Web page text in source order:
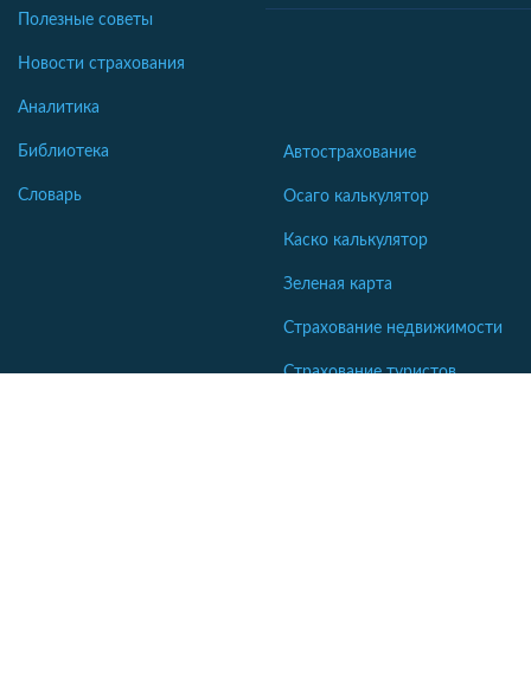
Полезные советы
Новости страхования
Аналитика
Библиотека
Словарь
Автострахование
Осаго калькулятор
Каско калькулятор
Зеленая карта
Страхование недвижимости
Страхование туристов